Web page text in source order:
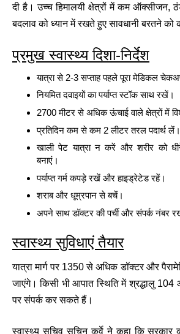
दी है। उच्च हिमालयी क्षेत्रों में कम
बदलाव को ध्यान में रखते हुए सावधानी बरतने को
प्रमुख स्वास्थ्य दिशा-निर्देश
यात्रा से 2-3 सप्ताह पहले पूरा मेडिकल
नियमित दवाइयों का पर्याप्त स्टॉक साथ रखें।
2700 मीटर से अधिक ऊंचाई वाले क्षेत्रों में
प्रतिदिन कम से कम 2 लीटर तरल पदार्थ लें।
खाली पेट यात्रा न करें और शरीर को
बनाएं।
पर्याप्त गर्म कपड़े रखें और हाइड्रेटेड रहें।
शराब और धूम्रपान से बचें।
अपने साथ डॉक्टर की पर्ची और संपर्क नंबर
स्वास्थ्य सुविधाएं तैयार
यात्रा मार्ग पर 1350 से अधिक डॉक्टर और
जाएंगे। किसी भी आपात स्थिति में श्रद्धालु
पर संपर्क कर सकते हैं।
स्वास्थ्य सचिव सचिन कुर्वे ने कहा कि सरकार